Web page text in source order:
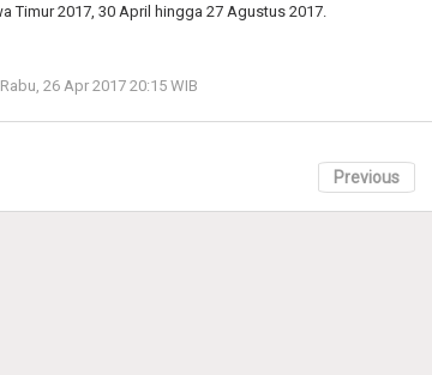
Timur 2017, 30 April hingga 27 Agustus 2017.
Rabu, 26 Apr 2017 20:15 WIB
Previous